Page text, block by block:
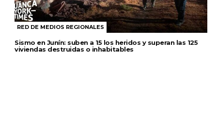
RED DE MEDIOS REGIONALES
Sismo en Junín: suben a 15 los heridos y superan las 125
viviendas destruidas o inhabitables